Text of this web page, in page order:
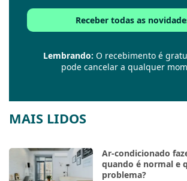
Lembrando: O recebimento é
pode cancelar a qualquer
MAIS LIDOS
Ar-condicionado
quando é normal e
problema?